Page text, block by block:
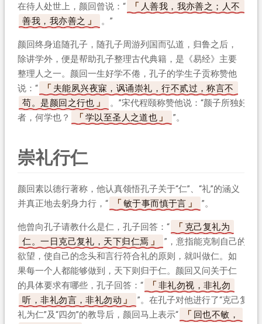
在待人处世上，颜回曾说：“
人善我，我亦善之；人不
善我，我亦善之
。”
颜回终身追随孔子，随孔子周游列国而弘道，归鲁之后，
除讲学外，便是帮助孔子整理古代典籍，是《易经》主要
整理人之一。颜回一生好学不倦，孔子的学生子贡称赞他
说：“
夫能夙兴夜寐，讽诵崇礼，行不贰过，称言不
苟。是颜回之行也
。”宋代程颐称赞他说：“颜子所独好
者，何学也？
学以至圣人之道也 ”。
崇礼行仁
颜回素以德行著称，他认真领悟孔子关于“仁”、“礼”的涵义
并真正地去躬身力行，“
敏于事而慎于言 ”。
他曾向孔子请教什么是仁，孔子回答：“
克己复礼为
仁。一日克己复礼，天下归仁焉
”，意指能克制自己的
欲望，使自己的念头和言行符合礼的原则，就叫做仁。如
果每一个人都能够做到，天下则归于仁。颜回又问关于仁
的具体要求有哪些，孔子回答：“
非礼勿视，非礼勿
听，非礼勿言，非礼勿动
”。在孔子对他进行了“克己复
礼为仁”及“四勿”的教导后，颜回马上表示“
回也不敏，